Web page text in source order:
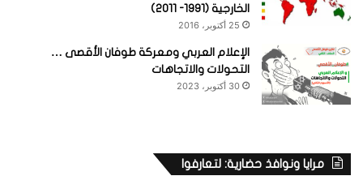
الخارجية (1991- 2011)
25 أكتوبر، 2016
الإعلام العربي ومعركة طوفان الأقصى …
التحولات والاتجاهات
30 أكتوبر، 2023
مرايا ونوافذ حضارية: لتعارفوا